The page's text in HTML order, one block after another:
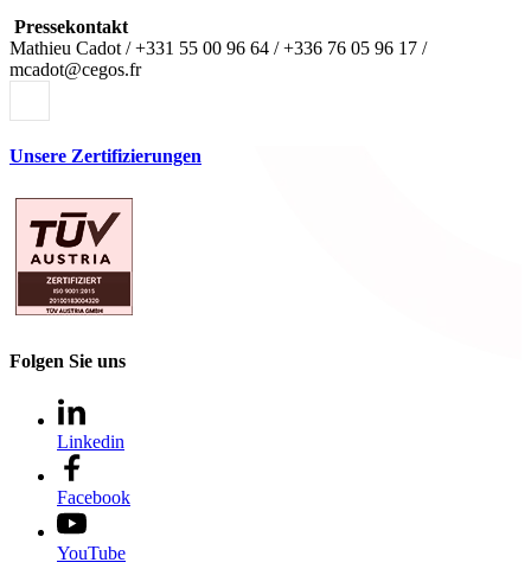
Pressekontakt
Mathieu Cadot / +331 55 00 96 64 / +336 76 05 96 17 /
mcadot@cegos.fr
Unsere Zertifizierungen
Folgen Sie uns
Linkedin
Facebook
YouTube